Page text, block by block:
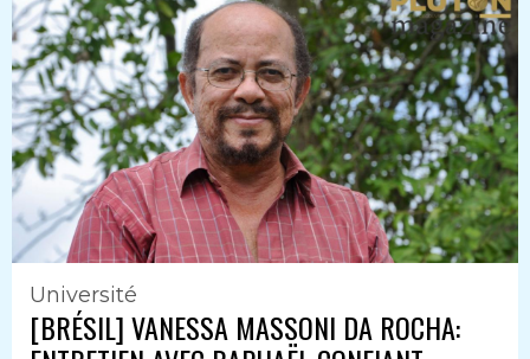
Université
[BRÉSIL] VANESSA MASSONI DA ROCHA: